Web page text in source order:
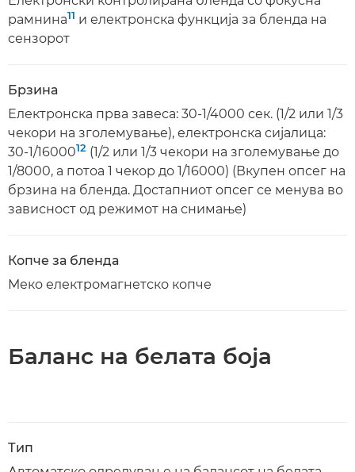
рамнина11 и електронска функција за бленда на
сензорот
Брзина
Електронска прва завеса: 30-1/4000 сек. (1/2 или 1/3
чекори на зголемување), електронска сијалица:
30-1/1600012 (1/2 или 1/3 чекори на зголемување до
1/8000, а потоа 1 чекор до 1/16000) (Вкупен опсег на
брзина на бленда. Достапниот опсег се менува во
зависност од режимот на снимање)
Копче за бленда
Меко електромагнетско копче
Баланс на белата боја
Тип